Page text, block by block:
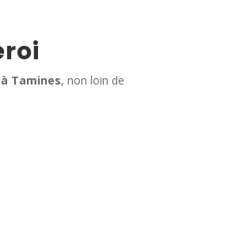
Tamines, non loin de